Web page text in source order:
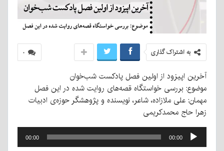
۰ به اشتراک گذاری
آخرین اپیزود از اولین فصل پادکست شب‌خوان
موضوع: بررسی خواستگاه قصه‌های روایت شده در این فصل
مهمان: علی ملازاده، شاعر، نویسنده و پژوهشگر حوزه‌ی ادبیات
زهرا حاج محمدکریمی
پخش‌کننده
صوت
00:00
00:00